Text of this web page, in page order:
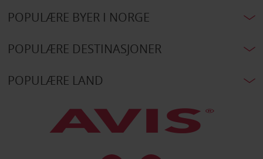
POPULÆRE BYER I NORGE
POPULÆRE DESTINASJONER
POPULÆRE LAND